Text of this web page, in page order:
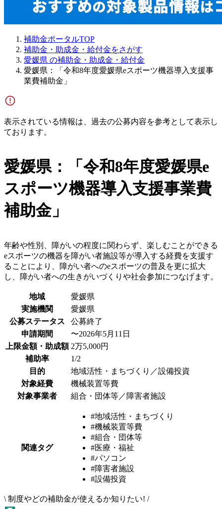
補助金ポータルTOP
補助金・助成金・給付金をさがす
愛媛県 の補助金・助成金・給付金
愛媛県：「令和8年度愛媛県eスポーツ機器導入支援事
業費補助金」
表示されている情報は、過去の公募内容を参考として表示し
ております。
愛媛県：「令和8年度愛媛県e
スポーツ機器導入支援事業費
補助金」
年齢や性別、障がいの程度に関わらず、楽しむことができる
eスポーツの機器を障がい者施設等が導入する経費を支援す
ることにより、障がい者へのeスポーツの普及を更に拡大
し、障がい者への生きがいづくりや社会参加につなげます。
地域
愛媛県
実施機関
愛媛県
公募ステータス
公募終了
申請期間
〜2026年5月11日
上限金額・助成額 2万5,000円
補助率
1/2
目的
地域活性・まちづくり／設備投資
対象経費
機械装置等費
対象事業者
組合・団体等／障害者施設
関連タグ
#地域活性・まちづくり
#機械装置等費
#組合・団体等
#医療・福祉
#パソコン
#障害者施設
#設備投資
\ 制度やどの補助金が使えるか知りたい! /